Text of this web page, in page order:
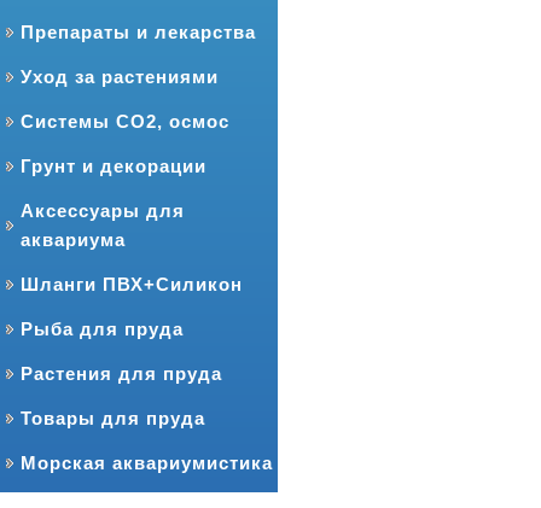
Препараты и лекарства
Уход за растениями
Системы CO2, осмос
Грунт и декорации
Аксессуары для
аквариума
Шланги ПВХ+Силикон
Рыба для пруда
Растения для пруда
Товары для пруда
Морская аквариумистика